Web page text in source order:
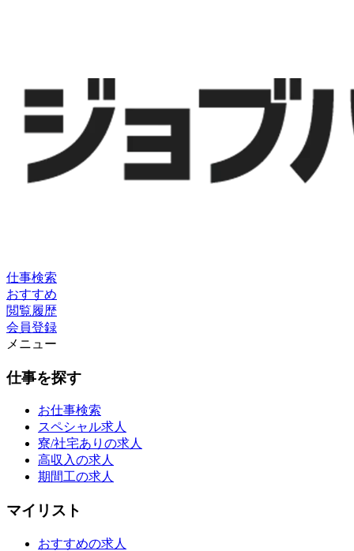
仕事検索
おすすめ
閲覧履歴
会員登録
メニュー
仕事を探す
お仕事検索
スペシャル求人
寮/社宅ありの求人
高収入の求人
期間工の求人
マイリスト
おすすめの求人